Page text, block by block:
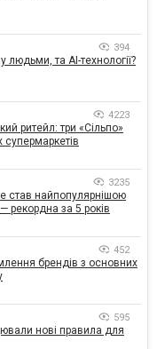
394
людьми, та AI-технології?
4223
ритейл: три «Сільпо»
3235
став найпопулярнішою
рекордна за 5 років
452
брендів з основних
595
нові правила для